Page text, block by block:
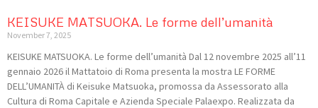
KEISUKE MATSUOKA. Le forme dell’umanità
November 7, 2025
KEISUKE MATSUOKA. Le forme dell’umanità Dal 12 novembre 2025 all’11
gennaio 2026 il Mattatoio di Roma presenta la mostra LE FORME
DELL’UMANITÀ di Keisuke Matsuoka, promossa da Assessorato alla
Cultura di Roma Capitale e Azienda Speciale Palaexpo. Realizzata da